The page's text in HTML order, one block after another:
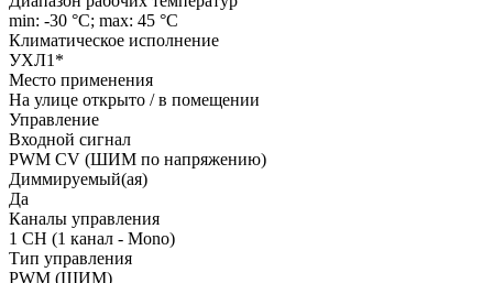
min: -30 °C; max: 45 °C
Климатическое исполнение
УХЛ1*
Место применения
На улице открыто / в помещении
Управление
Входной сигнал
PWM СV (ШИМ по напряжению)
Диммируемый(ая)
Да
Каналы управления
1 CH (1 канал - Mono)
Тип управления
PWM (ШИМ)